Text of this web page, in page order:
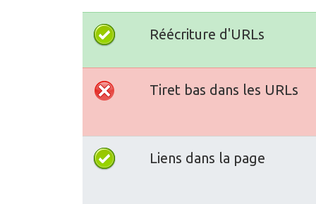
Réécriture d'URLs
Tiret bas dans les URLs
Liens dans la page